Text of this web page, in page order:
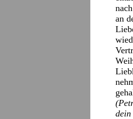
an